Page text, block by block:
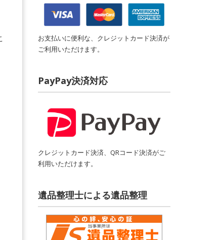
お支払いに便利な、クレジットカード決済が
ご利用いただけます。
PayPay決済対応
クレジットカード決済、QRコード決済がご
利用いただけます。
遺品整理士による遺品整理